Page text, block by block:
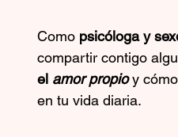
Como psicóloga y
compartir contigo
el amor propio y
en tu vida diaria.